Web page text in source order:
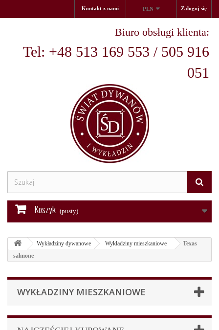
Zaloguj się
PLN
Kontakt z nami
Biuro obsługi klienta:
Tel: +48 513 169 553 / 505 916
051
Koszyk (pusty)
Wykładziny dywanowe Wykładziny mieszkaniowe
Texas
salmone
WYKŁADZINY MIESZKANIOWE